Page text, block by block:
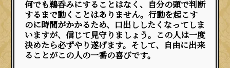
何でも鵜呑みにすることはなく、自分の頭で判断
するまで動くことはありません。行動を起こす
のに時間がかかるため、口出ししたくなってしま
いますが、信じて見守りましょう。この人は一度
決めたら必ずやり遂げます。そして、自由に出来
ることがこの人の一番の喜びです。